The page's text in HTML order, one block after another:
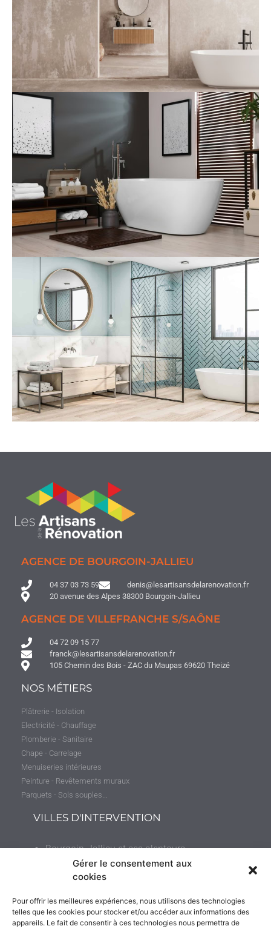
Gérer le consentement aux
cookies
Pour offrir les meilleures expériences, nous utilisons des technologies
telles que les cookies pour stocker et/ou accéder aux informations des
appareils. Le fait de consentir à ces technologies nous permettra de
AGENCE DE BOURGOIN-JALLIEU
04 37 03 73 59
denis@lesartisansdelarenovation.fr
20 avenue des Alpes 38300 Bourgoin-Jallieu
AGENCE DE VILLEFRANCHE S/SAÔNE
04 72 09 15 77
franck@lesartisansdelarenovation.fr
105 Chemin des Bois - ZAC du Maupas 69620 Theizé
NOS MÉTIERS
Plâtrerie - Isolation
Electricité - Chauffage
Plomberie - Sanitaire
Chape - Carrelage
Menuiseries intérieures
Peinture - Revêtements muraux
Parquets - Sols souples...
VILLES D'INTERVENTION
Bourgoin-Jallieu et ses alentours
(jusqu’à 50 kilomètres)
35 kilomètres)